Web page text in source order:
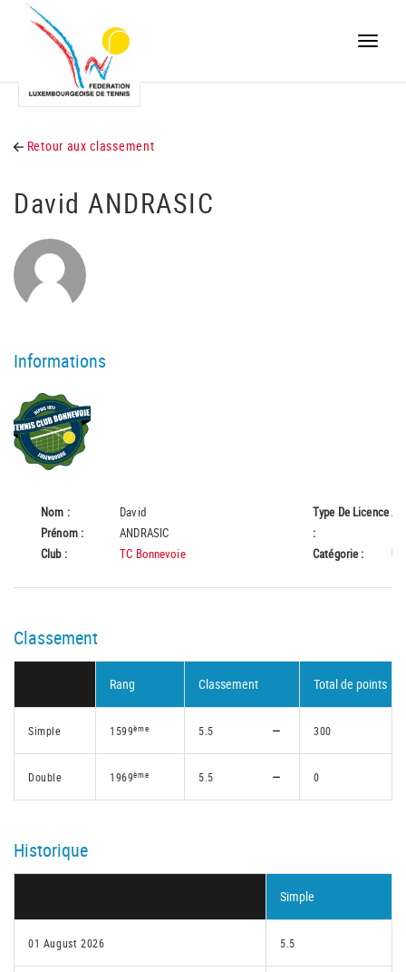
Toggle
Retour aux classement
David ANDRASIC
Informations
Nom :
David
Prénom :
ANDRASIC
Club :
TC Bonnevoie
Type De Licence
:
A
Catégorie : U6
Classement
Rang Classement Total de points
Simple 1599ème 5.5 300
Double 1969ème 5.5 0
Historique
Simple
01 August 2026 5.5